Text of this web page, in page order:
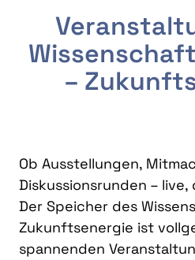
–
Ob Ausstellungen,
Diskussionsrunden –
Der Speicher des
Zukunftsenergie ist
spannenden